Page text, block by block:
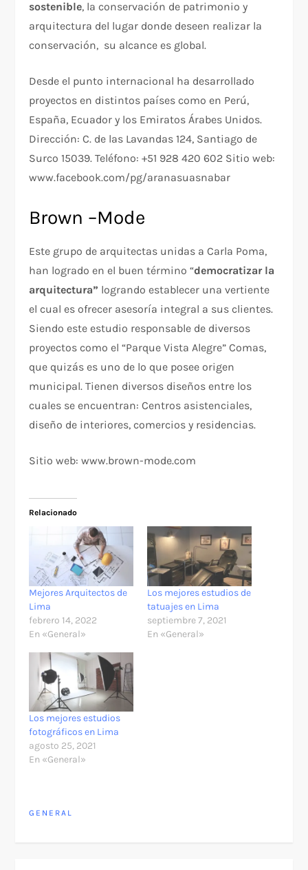
sostenible, la conservación de patrimonio y
arquitectura del lugar donde deseen realizar la
conservación, su alcance es global.
Desde el punto internacional ha desarrollado
proyectos en distintos países como en Perú,
España, Ecuador y los Emiratos Árabes Unidos.
Dirección: C. de las Lavandas 124, Santiago de
Surco 15039. Teléfono: +51 928 420 602 Sitio web:
www.facebook.com/pg/aranasuasnabar
Brown –Mode
Este grupo de arquitectas unidas a Carla Poma,
han logrado en el buen término “democratizar la
arquitectura” logrando establecer una vertiente
el cual es ofrecer asesoría integral a sus clientes.
Siendo este estudio responsable de diversos
proyectos como el “Parque Vista Alegre” Comas,
que quizás es uno de lo que posee origen
municipal. Tienen diversos diseños entre los
cuales se encuentran: Centros asistenciales,
diseño de interiores, comercios y residencias.
Sitio web: www.brown-mode.com
Relacionado
Mejores Arquitectos de
Lima
febrero 14, 2022
En «General»
Los mejores estudios de
tatuajes en Lima
septiembre 7, 2021
En «General»
Los mejores estudios
fotográficos en Lima
agosto 25, 2021
En «General»
GENERAL